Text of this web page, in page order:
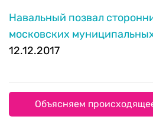
Навальный позвал
московских
12.12.2017
Объясняем